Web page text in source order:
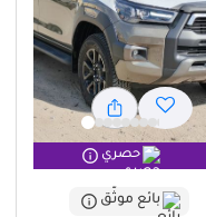
حصري
بائع موثّق